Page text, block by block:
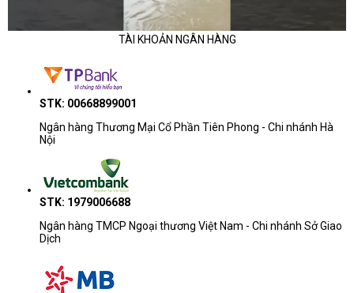
TÀI KHOẢN NGÂN HÀNG
STK: 00668899001
Ngân hàng Thương Mại Cổ Phần Tiên Phong - Chi nhánh Hà
Nội
STK: 1979006688
Ngân hàng TMCP Ngoại thương Việt Nam - Chi nhánh Sở Giao
Dịch